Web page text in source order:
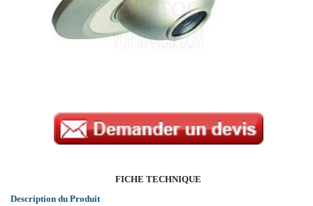
FICHE TECHNIQUE
Description du Produit